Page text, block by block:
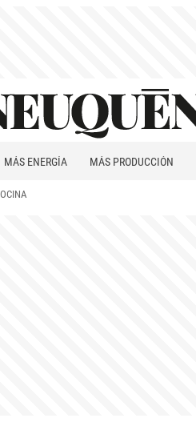
MÁS ENERGÍA MÁS PRODUCCIÓN